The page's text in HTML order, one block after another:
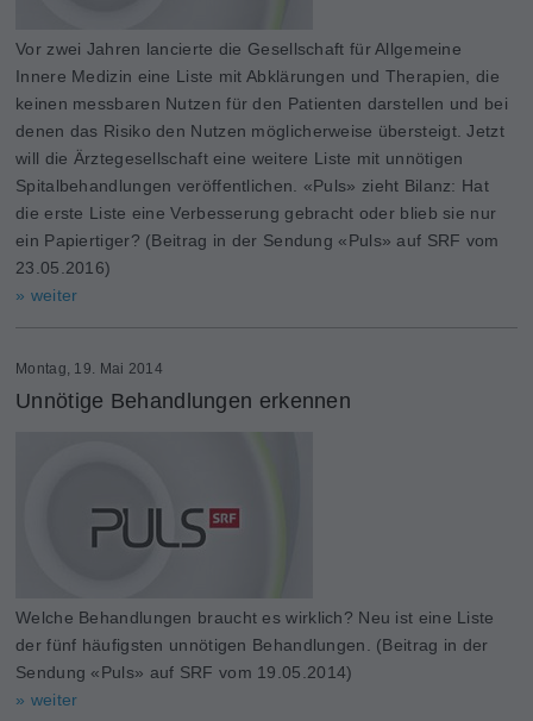
Vor zwei Jahren lancierte die Gesellschaft für Allgemeine
Innere Medizin eine Liste mit Abklärungen und Therapien, die
keinen messbaren Nutzen für den Patienten darstellen und bei
denen das Risiko den Nutzen möglicherweise übersteigt. Jetzt
will die Ärztegesellschaft eine weitere Liste mit unnötigen
Spitalbehandlungen veröffentlichen. «Puls» zieht Bilanz: Hat
die erste Liste eine Verbesserung gebracht oder blieb sie nur
ein Papiertiger? (Beitrag in der Sendung «Puls» auf SRF vom
23.05.2016)
» weiter
Montag, 19. Mai 2014
Unnötige Behandlungen erkennen
Welche Behandlungen braucht es wirklich? Neu ist eine Liste
der fünf häufigsten unnötigen Behandlungen. (Beitrag in der
Sendung «Puls» auf SRF vom 19.05.2014)
» weiter